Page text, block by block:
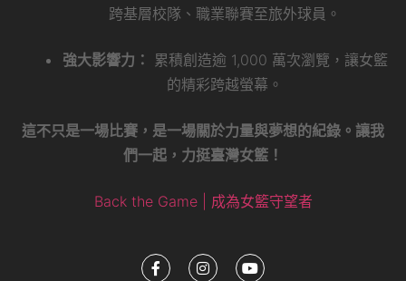
跨基層校隊、職業聯賽至旅外球員。
強大影響力：
累積創造逾 1,000 萬次瀏覽，讓女籃
的精彩跨越螢幕。
這不只是一場比賽，是一場關於力量與夢想的紀錄。讓我
們一起，力挺臺灣女籃！
Back the Game | 成為女籃守望者